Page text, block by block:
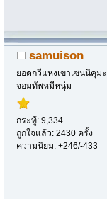
samuison
ยอดกวีแห่งเขาเซนนิคุมะ
จอมทัพหมีหนุ่ม
กระทู้: 9,334
ถูกใจแล้ว: 2430 ครั้ง
ความนิยม: +246/-433